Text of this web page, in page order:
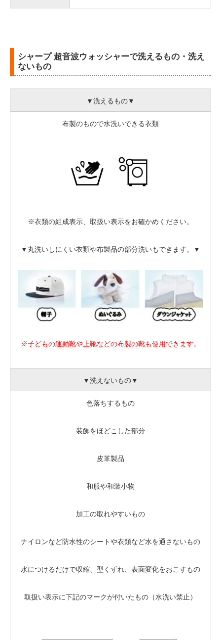
シャープ 超音波ウォッシャーで洗えるもの・洗え
ないもの
▼洗えるもの▼
布製のもので水洗いできる衣類
※衣類の組成表示、取扱い表示をお確かめください。
▼丸洗いしにくい衣類や布製品の部分洗いもできます。 ▼
※子どもの運動靴や上靴などの布製の靴も使用できます。
▼洗えないもの▼
色落ちするもの
装飾をほどこした部分
皮革製品
和服や和装小物
加工の取れやすいもの
ナイロンなど防水性のシートや衣類など水を通さないもの
水につけるだけで収縮、型くずれ、表面変化をおこすもの
取扱い表示に下記のマークが付いたもの（水洗い禁止）